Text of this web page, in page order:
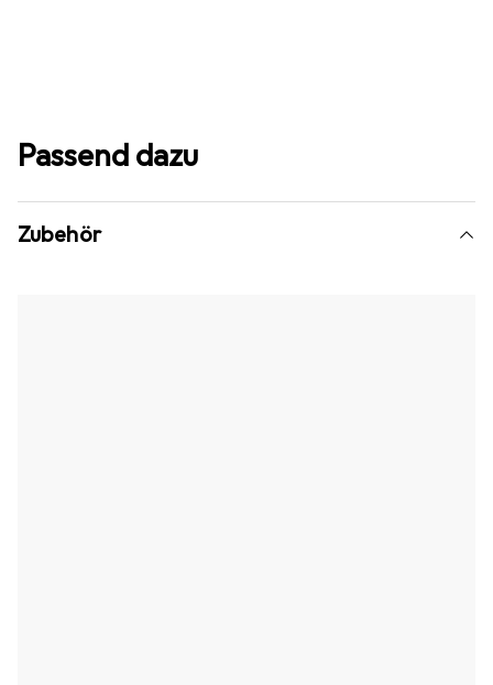
Passend dazu
Zubehör